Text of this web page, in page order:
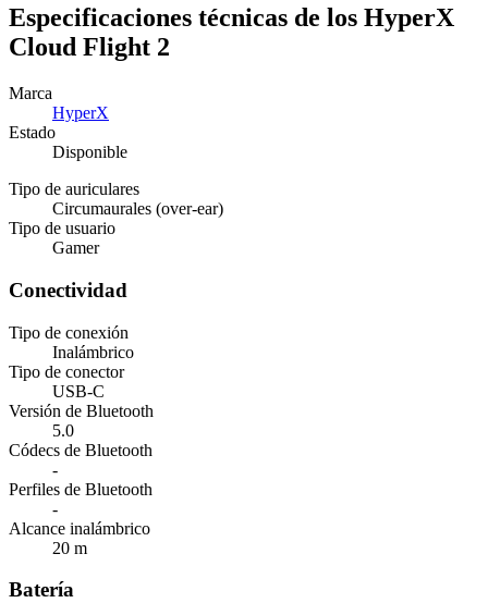
Especificaciones técnicas de los HyperX
Cloud Flight 2
Marca
HyperX
Estado
Disponible
Tipo de auriculares
Circumaurales (over-ear)
Tipo de usuario
Gamer
Conectividad
Tipo de conexión
Inalámbrico
Tipo de conector
USB-C
Versión de Bluetooth
5.0
Códecs de Bluetooth
-
Perfiles de Bluetooth
-
Alcance inalámbrico
20 m
Batería